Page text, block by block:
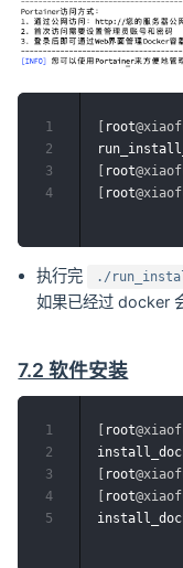
root
root
root
1
2
3
4
执行完 ./
如果已经过 docker
7.2 软件安装
root
root
root
1
2
3
4
5